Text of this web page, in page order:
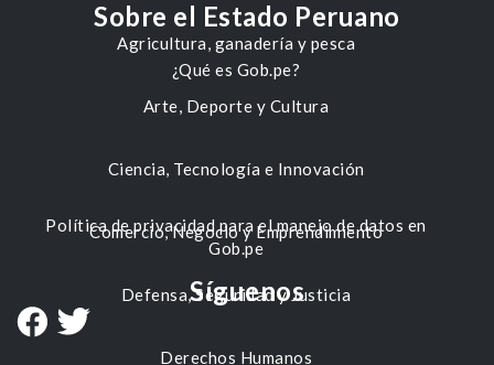
Agricultura, ganadería y pesca
Arte, Deporte y Cultura
Ciencia, Tecnología e Innovación
Comercio, Negocio y Emprendimiento
Defensa, Seguridad y Justicia
Derechos Humanos
Sobre el Estado Peruano
¿Qué es Gob.pe?
Política de privacidad para el manejo de datos en
Gob.pe
Síguenos